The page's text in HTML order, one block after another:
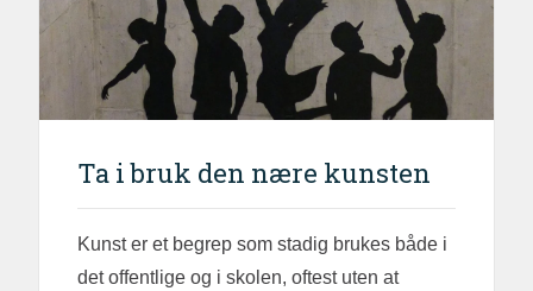
Ta i bruk den nære kunsten
Kunst er et begrep som stadig brukes både i
det offentlige og i skolen, oftest uten at